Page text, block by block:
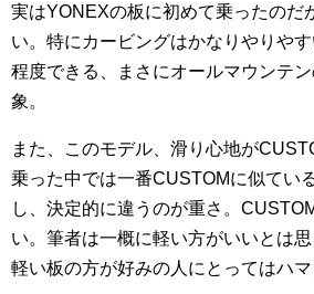
実はYONEXの板に初めて乗ったのだ
い。特にカービングはかなりやりや
程度できる、まさにオールマウンテ
象。
また、このモデル、滑り心地が
乗った中では一番CUSTOMに似てい
し、決定的に違うのが重さ。
い。筆者は一概に軽い方がいいとは思
軽い板の方が好みの人にとってはハマ